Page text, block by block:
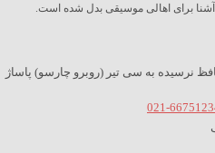
برای اهالی موسیقی بدل شده است.
نرسیده به سی تیر (روبرو چارسو) پاساژ
021-